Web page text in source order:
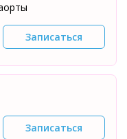
Записаться
Записаться